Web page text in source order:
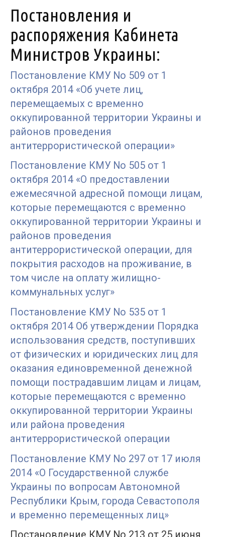
Постановления и
распоряжения Кабинета
Министров Украины:
Постановление КМУ No 509 от 1
октября 2014 «Об учете лиц,
перемещаемых с временно
оккупированной территории Украины и
районов проведения
антитеррористической операции»
Постановление КМУ No 505 от 1
октября 2014 «О предоставлении
ежемесячной адресной помощи лицам,
которые перемещаются с временно
оккупированной территории Украины и
районов проведения
антитеррористической операции, для
покрытия расходов на проживание, в
том числе на оплату жилищно-
коммунальных услуг»
Постановление КМУ No 535 от 1
октября 2014 Об утверждении Порядка
использования средств, поступивших
от физических и юридических лиц для
оказания единовременной денежной
помощи пострадавшим лицам и лицам,
которые перемещаются с временно
оккупированной территории Украины
или района проведения
антитеррористической операции
Постановление КМУ No 297 от 17 июля
2014 «О Государственной службе
Украины по вопросам Автономной
Республики Крым, города Севастополя
и временно перемещенных лиц»